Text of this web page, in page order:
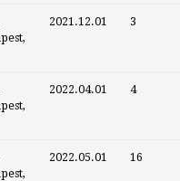
2021.12.01 3
2022.04.01 4
2022.05.01 16